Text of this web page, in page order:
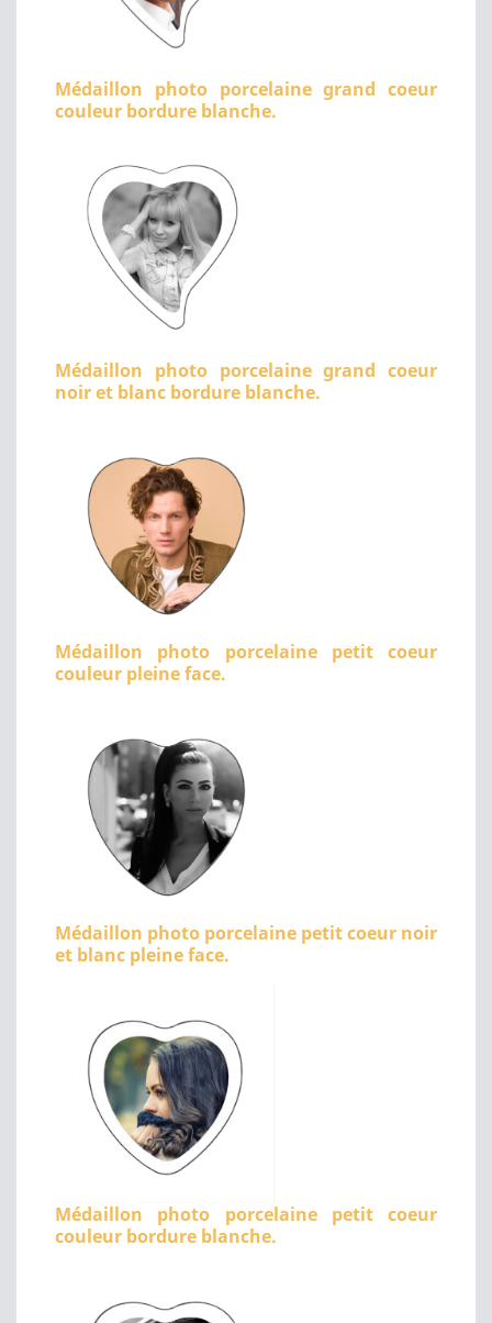
Médaillon photo porcelaine grand coeur
couleur bordure blanche.
Médaillon photo porcelaine grand coeur
noir et blanc bordure blanche.
Médaillon photo porcelaine petit coeur
couleur pleine face.
Médaillon photo porcelaine petit coeur noir
et blanc pleine face.
Médaillon photo porcelaine petit coeur
couleur bordure blanche.